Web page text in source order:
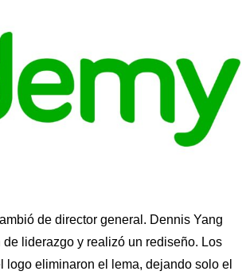
de director general. Dennis Yang
liderazgo y realizó un rediseño. Los
logo eliminaron el lema, dejando solo el